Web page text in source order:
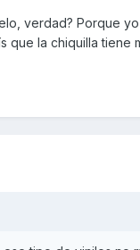
verdad? Porque
que la chiquilla